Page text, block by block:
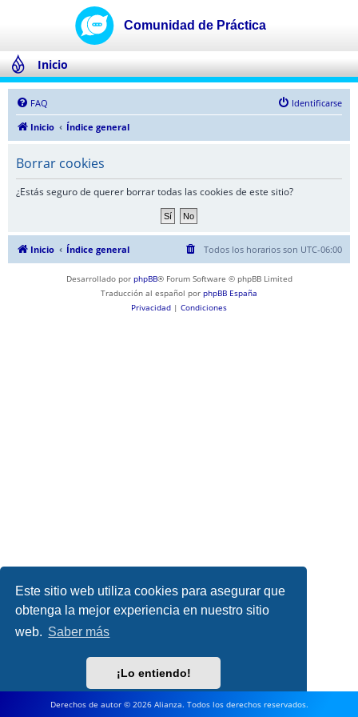
Este sitio web utiliza cookies para asegurar que
obtenga la mejor experiencia en nuestro sitio
web. Saber más
¡Lo entiendo!
Inicio
FAQ
Identificarse
Inicio
Índice general
Borrar cookies
¿Estás seguro de querer borrar todas las cookies de este sitio?
Inicio Índice general Todos los horarios son UTC-06:00
Desarrollado por phpBB® Forum Software © phpBB Limited
Traducción al español por phpBB España
Privacidad | Condiciones
Derechos de autor © 2026 Alianza. Todos los derechos reservados.